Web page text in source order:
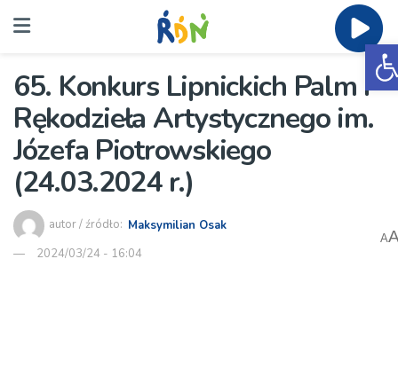
65. Konkurs Lipnickich Palm i
Rękodzieła Artystycznego im.
Józefa Piotrowskiego
(24.03.2024 r.)
autor / źródło: Maksymilian Osak
2024/03/24 - 16:04
A